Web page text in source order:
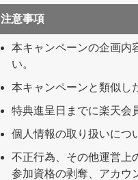
注意事項
本キャンペーンの企画内
い。
本キャンペーンと類似し
特典進呈⽇までに楽天会
個人情報の取り扱いにつ
不正行為、その他運営上
参加資格の剥奪、アカウ